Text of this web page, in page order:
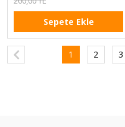
Sepete Ekle
1 2 3